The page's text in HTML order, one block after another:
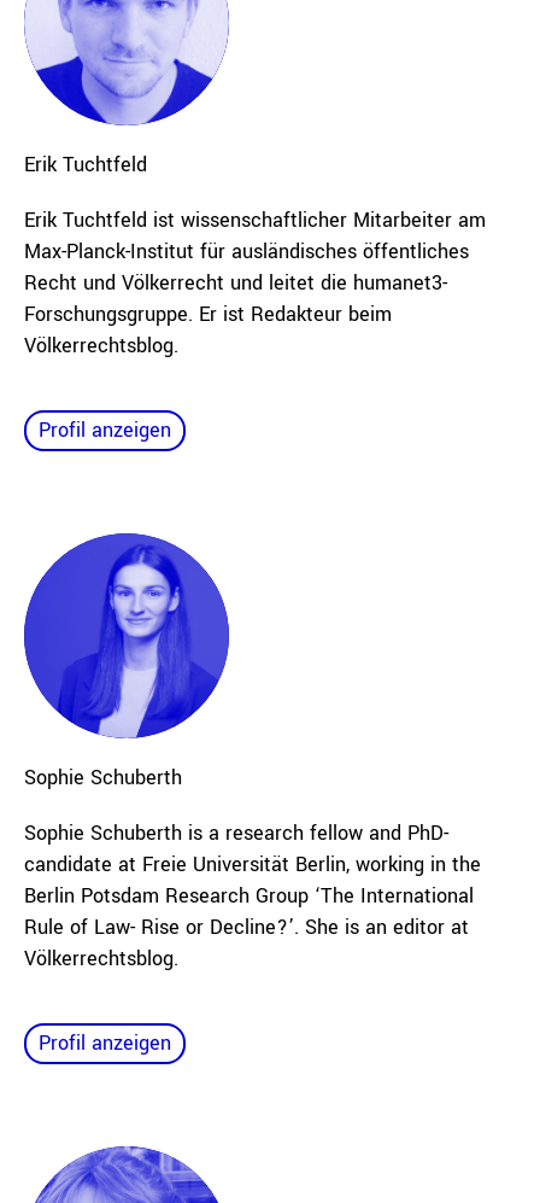
Erik Tuchtfeld
Erik Tuchtfeld ist wissenschaftlicher Mitarbeiter am
Max-Planck-Institut für ausländisches öffentliches
Recht und Völkerrecht und leitet die humanet3-
Forschungsgruppe. Er ist Redakteur beim
Völkerrechtsblog.
Profil anzeigen
Sophie Schuberth
Sophie Schuberth is a research fellow and PhD-
candidate at Freie Universität Berlin, working in the
Berlin Potsdam Research Group ‘The International
Rule of Law- Rise or Decline?’. She is an editor at
Völkerrechtsblog.
Profil anzeigen